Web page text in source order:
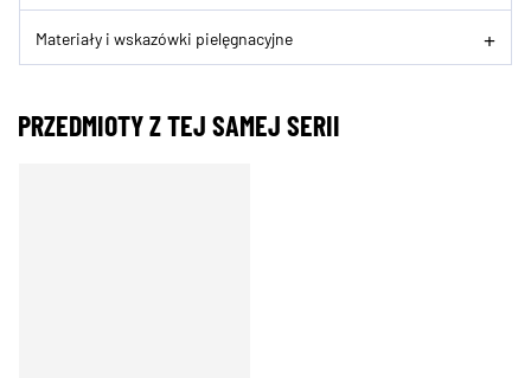
Materiały i wskazówki pielęgnacyjne
PRZEDMIOTY Z TEJ SAMEJ SERII